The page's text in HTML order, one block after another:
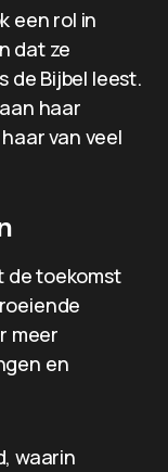
een rol in
dat ze
de Bijbel leest.
haar
van veel
de toekomst
meer
en
waarin